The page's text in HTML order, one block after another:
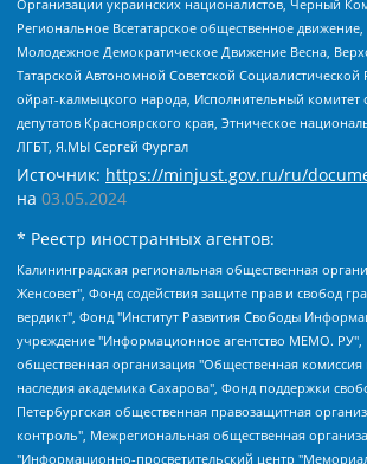
Организации украинских националистов, Черный
Региональное Всетатарское общественное движение,
Молодежное Демократическое Движение Весна,
Татарской Автономной Советской Социалистической
ойрат-калмыцкого народа, Исполнительный комитет
депутатов Красноярского края, Этническое
ЛГБТ, Я.МЫ Сергей Фургал
Источник: https://minjust.gov.ru/ru/
на 03.05.2024
* Реестр иностранных агентов:
Калининградская региональная общественная организация "Экозащита!-Женсовет", Фонд содействия защите прав и свобод граждан "Общественный вердикт", Фонд "Институт Развития Свободы Информации", Частное учреждение "Информационное агентство МЕМО. РУ", Региональная общественная организация "Общественная комиссия по сохранению наследия академика Сахарова", Фонд поддержки свободы прессы, Санкт-Петербургская общественная правозащитная организация "Гражданский контроль", Межрегиональная общественная организация "Информационно-просветительский центр "Мемориал", Региональный Фонд "Центр Защиты Прав Средств Массовой Информации", с 05.12.2023 Фонд "Центр Защиты Прав Средств массовой информации", Региональная общественная благотворительная организация помощи беженцам и мигрантам "Гражданское содействие", Негосударственное образовательное учреждение дополнительного профессионального образования (повышение квалификации) специалистов "АКАДЕМИЯ ПО ПРАВАМ ЧЕЛОВЕКА", Свердловская региональная общественная организация "Сутяжник", Автономная некоммерческая организация "Центр независимых социологических исследований", Союз общественных объединений "Российский исследовательский центр по правам человека", Региональное общественное учреждение научно-информационный центр "МЕМОРИАЛ", Некоммерческая организация "Фонд защиты гласности", Автономная некоммерческая организация "Институт прав человека", Городская общественная организация "Екатеринбургское общество "МЕМОРИАЛ", Городская общественная организация "Рязанское историко-просветительское и правозащитное общество "Мемориал" (Рязанский Мемориал), Челябинский региональный орган общественной самодеятельности – женское общественное объединение "Женщины Евразии", Челябинский региональный орган общественной самодеятельности "Уральская правозащитная группа", Фонд содействия защите здоровья и социальной справедливости имени Андрея Рылькова, Автономная Некоммерческая Организация "Аналитический Центр Юрия Левады", Автономная некоммерческая организация социальной поддержки населения "Проект Апрель", Региональная общественная организация помощи женщинам и детям, находящимся в кризисной ситуации "Информационно-методический центр "Анна", Фонд содействия развитию массовых коммуникаций и правовому просвещению "Так-так-Так", Фонд содействия устойчивому развитию "Серебряная тайга", Свердловский региональный общественный фонд социальных проектов "Новое время", "Idel.Реалии", Кавказ.Реалии, Крым.Реалии, Телеканал Настоящее Время, Татаро-башкирская служба Радио Свобода (Azatliq Radiosi), Радио Свободная Европа/Радио Свобода (PCE/PC), "Сибирь.Реалии", "Фактограф", Благотворительный фонд помощи осужденным и их семьям, Автономная некоммерческая организация "Институт глобализации и социальных движений", Фонд "В защиту прав заключенных", Частное учреждение "Центр поддержки и содействия развитию средств массовой информации", Пензенский региональный общественный благотворительный фонд "Гражданский союз", "Север.Реалии", Некоммерческая организация Фонд "Правовая инициатива", Общество с ограниченной ответственностью "Радио Свободная Европа/Радио Свобода", Чешское информационное агентство "MEDIUM-ORIENT", Красноярская региональная общественная организация "Мы против СПИДа", Камалягин Денис Николаевич, Маркелов Сергей Евгеньевич, Пономарев Лев Александрович, Савицкая Людмила Алексеевна, Автономная некоммерческая организация "Центр по работе с проблемой насилия "НАСИЛИЮ.НЕТ", Межрегиональный профессиональный союз работников здравоохранения "Альянс врачей", Юридическое лицо, зарегистрированное в Латвийской Республике, SIA "Medusa Project" (регистрационный номер 40103797863, дата регистрации 10.06.2014), Некоммерческая организация "Фонд по борьбе с коррупцией", Автономная некоммерческая организация "Институт права и публичной политики", Баданин Роман Сергеевич, Гликин Максим Александрович, Железнова Мария Михайловна, Лукьянова Юлия Сергеевна, Маетная Елизавета Витальевна, Маняхин Петр Борисович, Чуракова Ольга Владимировна, Ярош Юлия Петровна, Юридическое лицо "The Insider SIA", зарегистрированное в Риге, Латвийская Республика (дата регистрации 26.06.2015), являющееся администратором доменного имени интернет-издания "The Insider SIA", https://theins.ru, Постернак Алексей Евгеньевич, Рубин Михаил Аркадьевич, Анин Роман Александрович, Юридическое лицо Istories fonds, зарегистрированное в Латвийской Республике (регистрационный номер 50008295751, дата регистрации 24.02.2020), Великовский Дмитрий Александрович, Долинина Ирина Николаевна, Мароховская Алеся Алексеевна, Шлейнов Роман Юрьевич, Шмагун Олеся Валентиновна, Общество с ограниченной ответственностью "Альтаир 2021", Общество с ограниченной ответственностью "Вега 2021", Общество с ограниченной ответственностью "Главный редактор 2021", Общество с ограниченной ответственностью "Ромашки монолит", Важенков Артем Валерьевич, Ивановская областная общественная организация "Центр гендерных исследований", Гурман Юрий Альбертович, Медиапроект "ОВД-Инфо", Егоров Владимир Владимирович, Жилинский Владимир Александрович, Общество с ограниченной ответственностью "ЗП", Иванова София Юрьевна, Карезина Инна Павловна, Кильтау Екатерина Викторовна, Петров Алексей Викторович, Пискунов Сергей Евгеньевич, Смирнов Сергей Сергеевич, Тихонов Михаил Сергеевич, Общество с ограниченной ответственностью "ЖУРНАЛИСТ-ИНОСТРАННЫЙ АГЕНТ", Арапова Галина Юрьевна, Вольтская Татьяна Анатольевна, Американская компания "Mason G.E.S. Anonymous Foundation" (США), являющаяся владельцем интернет-издания https://mnews.world/, Компания "Stichting Bellingcat", зарегистрированная в Нидерландах (дата регистрации 11.07.2018), Захаров Андрей Вячеславович, Клепиковская Екатерина Дмитриевна, Общество с ограниченной ответственностью "МЕМО", Перл Роман Александрович, Симонов Евгений Алексеевич, Соловьева Елена Анатольевна, Сотников Даниил Владимирович, Сурначева Елизавета Дмитриевна, Автономная некоммерческая организация по защите прав человека и информированию населения "Якутия – Наше Мнение", Общество с ограниченной ответственностью "Москоу диджитал медиа", с 26.01.2023 Общество с ограниченной ответственностью "Чайка Белые сады", Ветошкина Валерия Валерьевна, Заговора Максим Александрович, Межрегиональное общественное движение "Российская ЛГБТ - сеть", Оленичев Максим Владимирович, Павлов Иван Юрьевич, Скворцова Елена Сергеевна, Общество с ограниченной ответственностью "Как бы инагент", Кочетков Игорь Викторович, Общество с ограниченной ответственностью "Честные выборы", Еланчик Олег Александрович, Общество с ограниченной ответственностью "Нобелевский призыв", Гималова Регина Эмилевна, Григорьев Андрей Валерьевич, Григорьева Алина Александровна, Ассоциация по содействию защите прав призывников, альтернативнослужащих и военнослужащих "Правозащитная группа "Гражданин.Армия.Право", Хисамова Регина Фаритовна, Автономная некоммерческая организация по реализации социально-правовых программ "Лилит", Дальневосточное общественное движение "Маяк", Санкт-Петербургская ЛГБТ-инициативная группа "Выход", Инициативная группа ЛГБТ+ "Реверс", Алексеев Андрей Викторович, Бекбулатова Таисия Львовна, Беляев Иван Михайлович, Владыкина Елена Сергеевна, Гельман Марат Александрович, Никульшина Вероника Юрьевна, Толоконникова Надежда Андреевна, Шендерович Виктор Анатольевич,